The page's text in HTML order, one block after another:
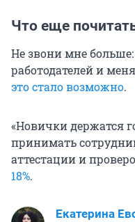
Что еще
Не звони мне
работодателей и
это стало возможно.
«Новички держатся
принимать
аттестации и
18%.
Екатерина